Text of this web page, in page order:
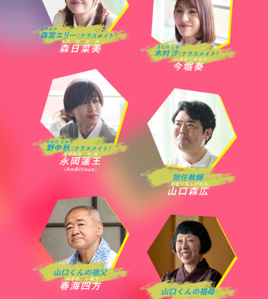
映画公開に向けて
周りに広めるお手伝いをしてくれる方です！
集まれ！山口くん推し隊♥ キックオフパーティー
今なら「山口くん推し隊♥」の 認定画像をプレゼント！
【こちら】